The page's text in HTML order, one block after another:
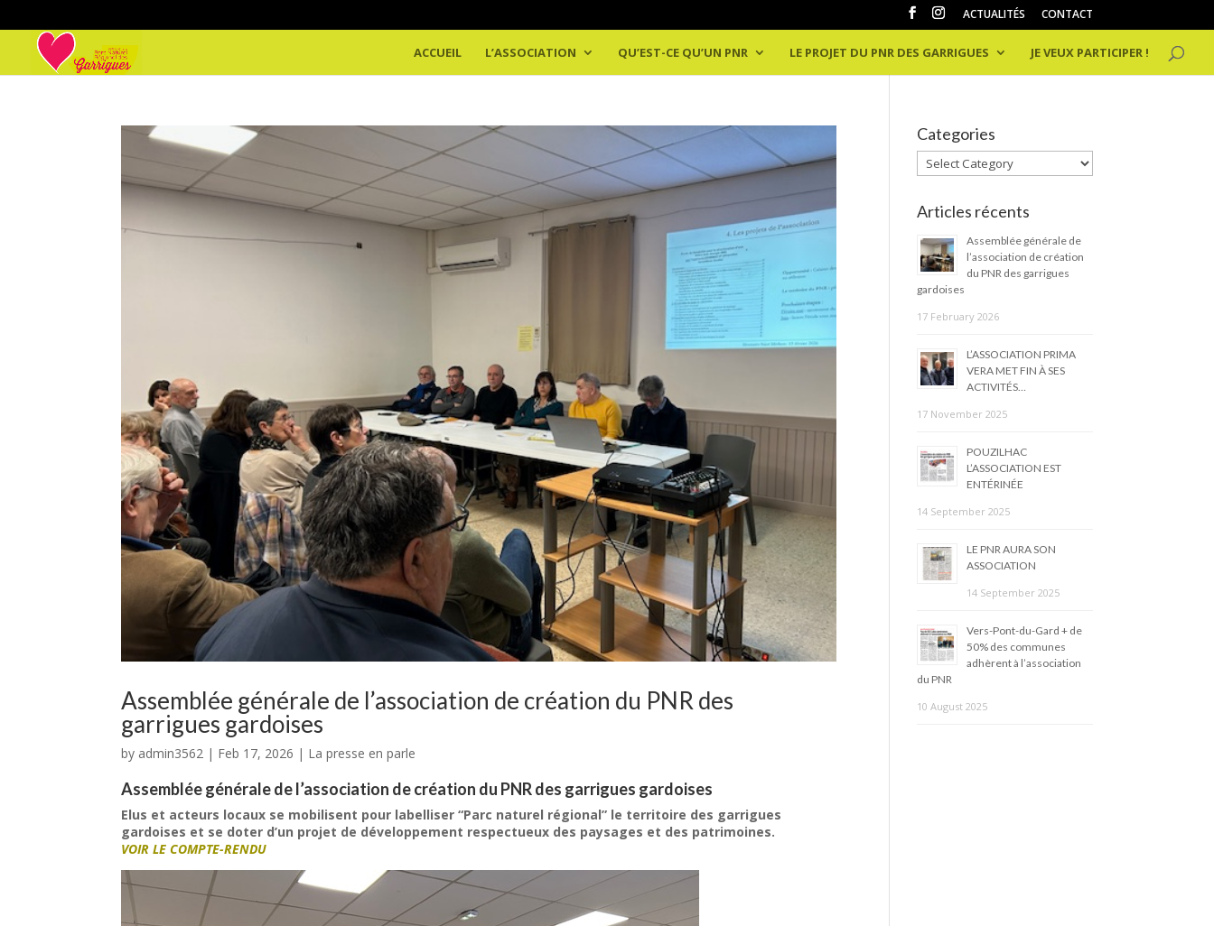
ACTUALITÉS CONTACT
ACCUEIL L’ASSOCIATION QU’EST-CE QU’UN PNR LE PROJET DU PNR DES GARRIGUES JE VEUX PARTICIPER !
Assemblée générale de l’association de création du PNR des
garrigues gardoises
by admin3562 | Feb 17, 2026 | La presse en parle
Assemblée générale de l’association de création du PNR des garrigues gardoises
Elus et acteurs locaux se mobilisent pour labelliser “Parc naturel régional” le territoire des garrigues
gardoises et se doter d’un projet de développement respectueux des paysages et des patrimoines.
VOIR LE COMPTE-RENDU
Categories
Categories
Articles récents
Assemblée générale de
l’association de création
du PNR des garrigues
gardoises
17 February 2026
L’ASSOCIATION PRIMA
VERA MET FIN À SES
ACTIVITÉS…
17 November 2025
POUZILHAC
L’ASSOCIATION EST
ENTÉRINÉE
14 September 2025
LE PNR AURA SON
ASSOCIATION
14 September 2025
Vers-Pont-du-Gard + de
50% des communes
adhèrent à l’association
du PNR
10 August 2025